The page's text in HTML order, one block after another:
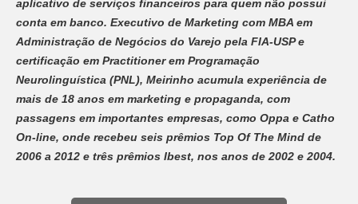
aplicativo de serviços financeiros para quem não possui
conta em banco. Executivo de Marketing com MBA em
Administração de Negócios do Varejo pela FIA-USP e
certificação em Practitioner em Programação
Neurolinguística (PNL), Meirinho acumula experiência de
mais de 18 anos em marketing e propaganda, com
passagens em importantes empresas, como Oppa e Catho
On-line, onde recebeu seis prêmios Top Of The Mind de
2006 a 2012 e três prêmios Ibest, nos anos de 2002 e 2004.